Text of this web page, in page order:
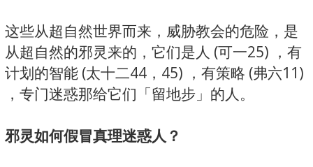
这些从超自然世界而来，威胁教会的危险，是
从超自然的邪灵来的，它们是人 (可一25) ，有
计划的智能 (太十二44，45) ，有策略 (弗六11)
，专门迷惑那给它们「留地步」的人。
邪灵如何假冒真理迷惑人？